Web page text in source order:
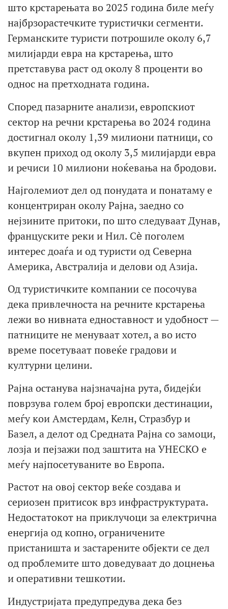
што крстарењата во 2025 година биле меѓу
најбрзорастечките туристички сегменти.
Германските туристи потрошиле околу 6,7
милијарди евра на крстарења, што
претставува раст од околу 8 проценти во
однос на претходната година.
Според пазарните анализи, европскиот
сектор на речни крстарења во 2024 година
достигнал околу 1,39 милиони патници, со
вкупен приход од околу 3,5 милијарди евра
и речиси 10 милиони ноќевања на бродови.
Најголемиот дел од понудата и понатаму е
концентриран околу Рајна, заедно со
нејзините притоки, по што следуваат Дунав,
француските реки и Нил. Сѐ поголем
интерес доаѓа и од туристи од Северна
Америка, Австралија и делови од Азија.
Од туристичките компании се посочува
дека привлечноста на речните крстарења
лежи во нивната едноставност и удобност —
патниците не менуваат хотел, а во исто
време посетуваат повеќе градови и
културни целини.
Рајна останува најзначајна рута, бидејќи
поврзува голем број европски дестинации,
меѓу кои Амстердам, Келн, Стразбур и
Базел, а делот од Средната Рајна со замоци,
лозја и пејзажи под заштита на УНЕСКО е
меѓу најпосетуваните во Европа.
Растот на овој сектор веќе создава и
сериозен притисок врз инфраструктурата.
Недостатокот на приклучоци за електрична
енергија од копно, ограничените
пристаништа и застарените објекти се дел
од проблемите што доведуваат до доцнења
и оперативни тешкотии.
Индустријата предупредува дека без